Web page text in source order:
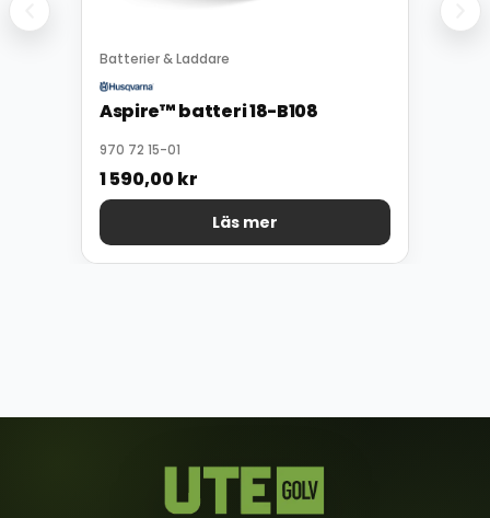
Batterier & Laddare
Aspire™ batteri 18-B108
970 72 15-01
1 590,00kr
Läs mer